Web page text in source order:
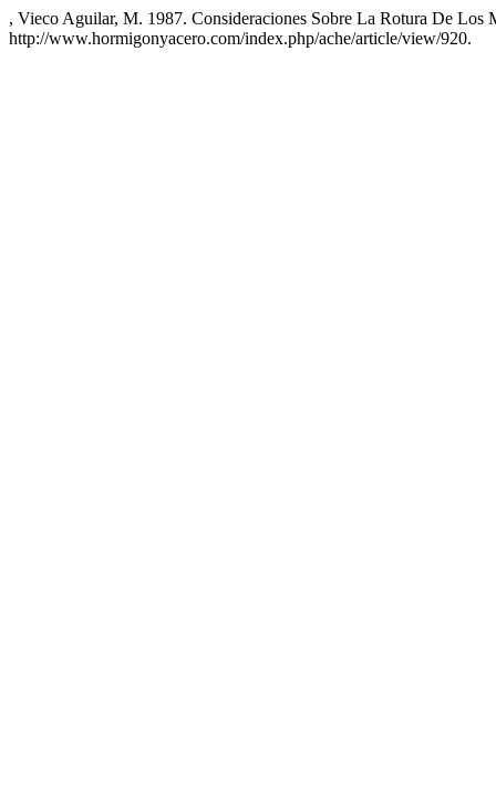
, Vieco Aguilar, M. 1987. Consideraciones Sobre La Rotura De Los
http://www.hormigonyacero.com/index.php/ache/article/view/920.